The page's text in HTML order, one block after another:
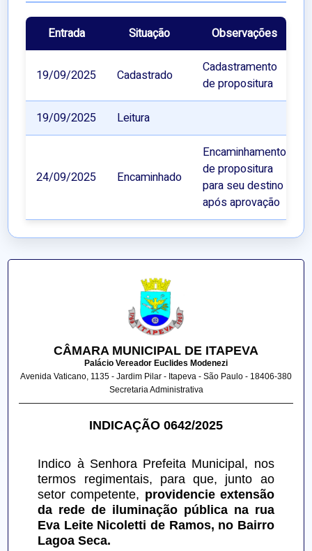
Entrada Situação Observações
19/09/2025 Cadastrado
Cadastramento
de propositura
19/09/2025 Leitura
24/09/2025 Encaminhado
Encaminhamento
de propositura
para seu destino
após aprovação
CÂMARA MUNICIPAL DE ITAPEVA
Palácio Vereador Euclides Modenezi
Avenida Vaticano, 1135 - Jardim Pilar - Itapeva - São Paulo - 18406-380
Secretaria Administrativa
INDICAÇÃO 0642/2025
Indico à Senhora Prefeita Municipal, nos
termos regimentais, para que, junto ao
setor competente, providencie extensão
da rede de iluminação pública na rua
Eva Leite Nicoletti de Ramos, no Bairro
Lagoa Seca.